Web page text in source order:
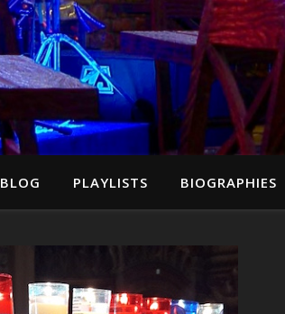
BLOG PLAYLISTS BIOGRAPHIES